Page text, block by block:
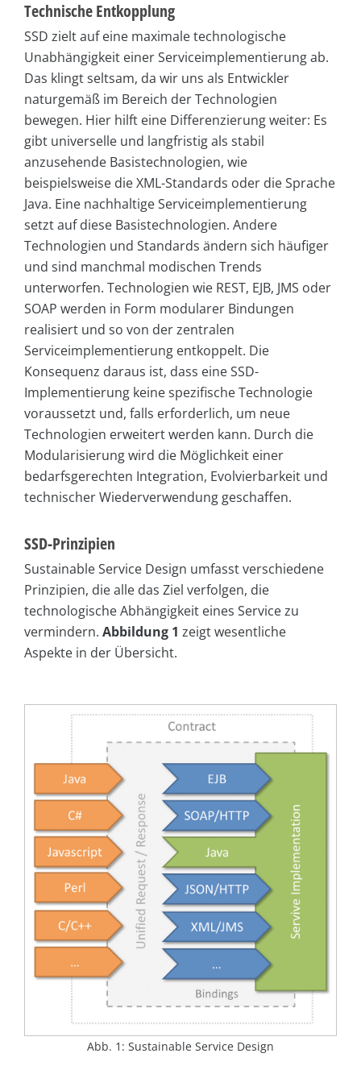
Technische Entkopplung
SSD zielt auf eine maximale technologische
Unabhängigkeit einer Serviceimplementierung ab.
Das klingt seltsam, da wir uns als Entwickler
naturgemäß im Bereich der Technologien
bewegen. Hier hilft eine Differenzierung weiter: Es
gibt universelle und langfristig als stabil
anzusehende Basistechnologien, wie
beispielsweise die XML-Standards oder die Sprache
Java. Eine nachhaltige Serviceimplementierung
setzt auf diese Basistechnologien. Andere
Technologien und Standards ändern sich häufiger
und sind manchmal modischen Trends
unterworfen. Technologien wie REST, EJB, JMS oder
SOAP werden in Form modularer Bindungen
realisiert und so von der zentralen
Serviceimplementierung entkoppelt. Die
Konsequenz daraus ist, dass eine SSD-
Implementierung keine spezifische Technologie
voraussetzt und, falls erforderlich, um neue
Technologien erweitert werden kann. Durch die
Modularisierung wird die Möglichkeit einer
bedarfsgerechten Integration, Evolvierbarkeit und
technischer Wiederverwendung geschaffen.
SSD-Prinzipien
Sustainable Service Design umfasst verschiedene
Prinzipien, die alle das Ziel verfolgen, die
technologische Abhängigkeit eines Service zu
vermindern. Abbildung 1 zeigt wesentliche
Aspekte in der Übersicht.
Abb. 1: Sustainable Service Design